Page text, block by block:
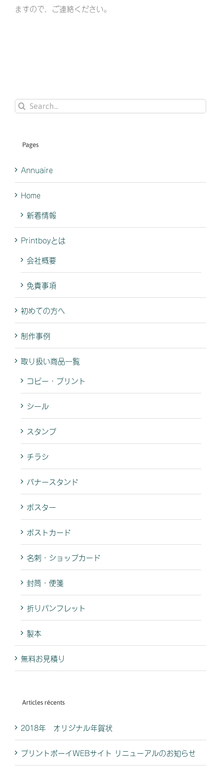
ますので、ご連絡ください。
Search
Pages
Annuaire
Home
新着情報
Printboyとは
会社概要
免責事項
初めての方へ
制作事例
取り扱い商品一覧
コピー・プリント
シール
スタンプ
チラシ
バナースタンド
ポスター
ポストカード
名刺・ショップカード
封筒・便箋
折りパンフレット
製本
無料お見積り
Articles récents
2018年 オリジナル年賀状
プリントボーイWEBサイト リニューアルのお知らせ